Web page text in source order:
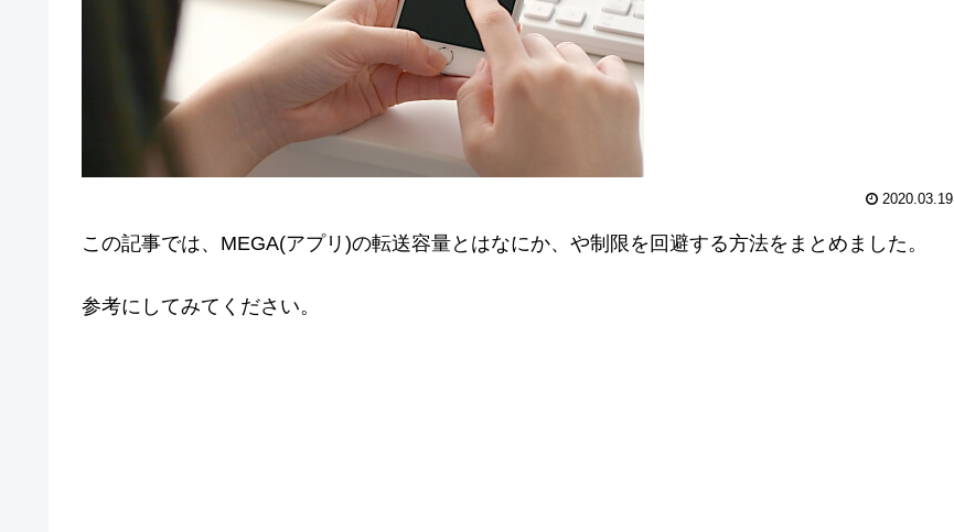
2020.03.19
この記事では、MEGA(アプリ)の転送容量とはなにか、や制限を回避する方法をまとめました。
参考にしてみてください。